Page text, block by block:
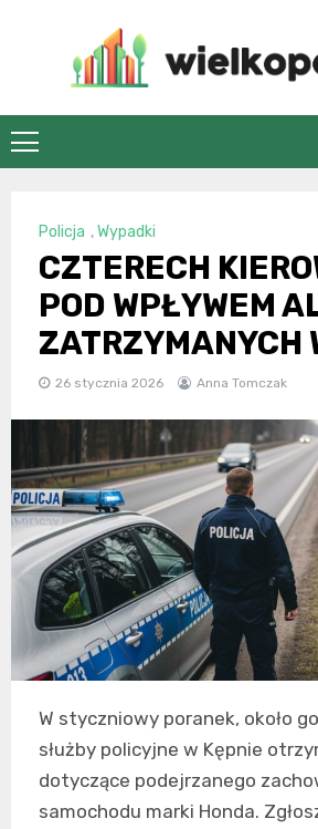
Policja ,Wypadki
CZTERECH
POD WPŁYWEM
ZATRZYMANYCH
26 stycznia 2026 Anna Tomczak
W styczniowy poranek, około
służby policyjne w Kępnie
dotyczące podejrzanego
samochodu marki Honda.